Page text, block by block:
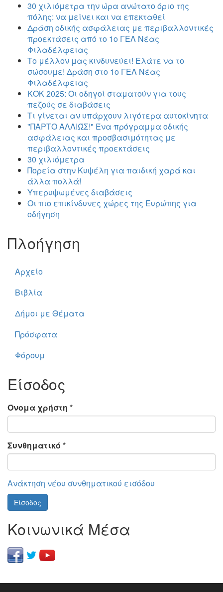
30 χιλιόμετρα την ώρα ανώτατο όριο της
πόλης: να μείνει και να επεκταθεί
Δράση οδικής ασφάλειας με περιβαλλοντικές
προεκτάσεις από το 1ο ΓΕΛ Νέας
Φιλαδέλφειας
Το μέλλον μας κινδυνεύει! Ελάτε να το
σώσουμε! Δράση στο 1ο ΓΕΛ Νέας
Φιλαδέλφειας
ΚΟΚ 2025: Οι οδηγοί σταματούν για τους
πεζούς σε διαβάσεις
Τι γίνεται αν υπάρχουν λιγότερα αυτοκίνητα
"ΠΑΡΤΟ ΑΛΛΙΏΣ!" Ένα πρόγραμμα οδικής
ασφάλειας και προσβασιμότητας με
περιβαλλοντικές προεκτάσεις
30 χιλιόμετρα
Πορεία στην Κυψέλη για παιδική χαρά και
άλλα πολλά!
Υπερυψωμένες διαβάσεις
Οι πιο επικίνδυνες χώρες της Ευρώπης για
οδήγηση
Πλοήγηση
Αρχείο
Βιβλία
Δήμοι με Θέματα
Πρόσφατα
Φόρουμ
Είσοδος
Όνομα χρήστη *
Συνθηματικό *
Ανάκτηση νέου συνθηματικού εισόδου
Είσοδος
Κοινωνικά Μέσα